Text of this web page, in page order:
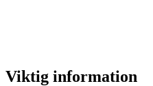
Viktig information